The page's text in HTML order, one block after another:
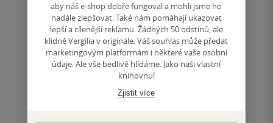
Nedostupné
Uložit do seznamu
aby náš e-shop dobře fungoval a mohli jsme ho
nadále zlepšovat. Také nám pomáhají ukazovat
lepší a cílenější reklamu. Žádných 50 odstínů, ale
klidně Vergilia v originále. Váš souhlas může předat
marketingovým platformám i některé vaše osobní
údaje. Ale vše bedlivě hlídáme. Jako naši vlastní
knihovnu!
Zjistit více